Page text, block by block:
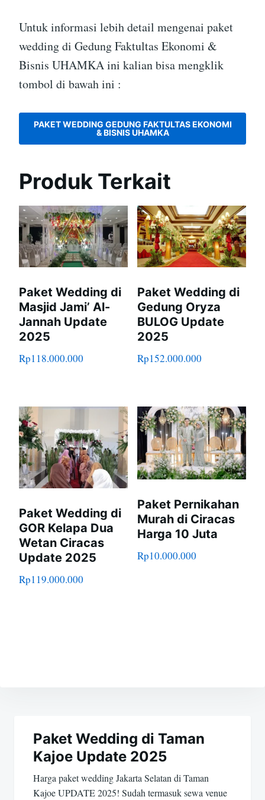
Untuk informasi lebih detail mengenai paket
wedding di Gedung Faktultas Ekonomi &
Bisnis UHAMKA ini kalian bisa mengklik
tombol di bawah ini :
PAKET WEDDING GEDUNG FAKTULTAS EKONOMI
& BISNIS UHAMKA
Produk Terkait
Paket Wedding di
Masjid Jami’ Al-
Jannah Update
2025
Rp118.000.000
Paket Wedding di
Gedung Oryza
BULOG Update
2025
Rp152.000.000
Paket Wedding di
GOR Kelapa Dua
Wetan Ciracas
Update 2025
Rp119.000.000
Paket Pernikahan
Murah di Ciracas
Harga 10 Juta
Rp10.000.000
posPaket Wedding di Taman
Kajoe Update 2025
Harga paket wedding Jakarta Selatan di Taman
Kajoe UPDATE 2025! Sudah termasuk sewa venue